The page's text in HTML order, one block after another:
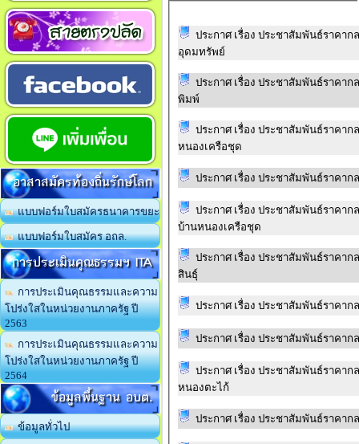
อาสาสมัครท้องถิ่นรักษ์โลก
แบบฟอร์มใบสมัครธนาคารขยะ
แบบฟอร์มใบสมัคร อถล.
การประเมินคุณธรรมฯ ITA
การประเมินคุณธรรมและความ
โปร่งใสในหน่วยงานภาครัฐ ปี
2563
การประเมินคุณธรรมและความ
โปร่งใสในหน่วยงานภาครัฐ ปี
2564
ข้อมูลพื้นฐาน อบต.
ข้อมูลทั่วไป
ประกาศ เรื่อง ประชาสัมพันธ์ราคา
อุดมทรัพย์
ประกาศ เรื่อง ประชาสัมพันธ์ราคา
พิมพ์
ประกาศ เรื่อง ประชาสัมพันธ์ราคา
หนองเครือชุด
ประกาศ เรื่อง ประชาสัมพันธ์ราคา
ประกาศ เรื่อง ประชาสัมพันธ์ราคา
บ้านหนองเครือชุด
ประกาศ เรื่อง ประชาสัมพันธ์ราคา
สินธุ์
ประกาศ เรื่อง ประชาสัมพันธ์ราค
ประกาศ เรื่อง ประชาสัมพันธ์ราคา
ประกาศ เรื่อง ประชาสัมพันธ์ราคา
หนองตะไก้
ประกาศ เรื่อง ประชาสัมพันธ์ราคา